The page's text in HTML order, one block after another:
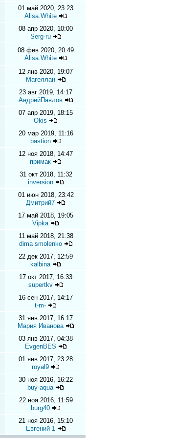
01 май 2020, 23:23
Alisa.White
08 апр 2020, 10:00
Serg-ru
08 фев 2020, 20:49
Alisa.White
12 янв 2020, 19:07
Магеллан
23 авг 2019, 14:17
АндрейПавлов
07 апр 2019, 18:15
Okis
20 мар 2019, 11:16
bastion
12 ноя 2018, 14:47
примак
31 окт 2018, 11:32
inversion
01 июн 2018, 23:42
Дмитрий7
17 май 2018, 19:05
Vipka
11 май 2018, 21:38
dima smolenko
22 дек 2017, 12:59
kalbina
17 окт 2017, 16:33
supertkv
16 сен 2017, 14:17
t-m-
31 янв 2017, 16:17
Мария Иванова
03 янв 2017, 04:38
EvgenBES
01 янв 2017, 23:28
royal9
30 ноя 2016, 16:22
buy-aqua
22 ноя 2016, 11:59
burg40
21 ноя 2016, 15:10
Евгений-1